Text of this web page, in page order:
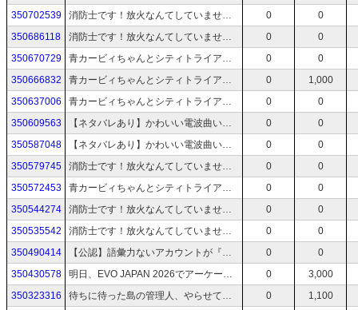
350702539
消防士です！放火なんてしていませんな人狼型マルチACT！【OCTOPinbs】 0
0
350686118
消防士です！放火なんてしていませんな人狼型マルチACT！【OCTOPinbs】 0
0
350670729
青カービィちゃんとシティトライアルレインボーめざしたりする！！！！！【カービィのエアライダー】 0
0
350666832
青カービィちゃんとシティトライアルレインボーめざしたりする！！！！！【カービィのエアライダー】 0
1,000
350637006
青カービィちゃんとシティトライアルレインボーめざしたりする！！！！！【カービィのエアライダー】 0
0
350609563
【ネタバレあり】かわいい電波曲いっぱいの音ゲー！！！！！【ゆんゆん電波シンドローム】Day 2 0
0
350587048
【ネタバレあり】かわいい電波曲いっぱいの音ゲー！！！！！【ゆんゆん電波シンドローム】 0
0
350579745
消防士です！放火なんてしていませんな人狼型マルチACT！【OCTOPinbs】 0
0
350572453
青カービィちゃんとシティトライアルレインボーめざしたりする！！！！！【カービィのエアライダー】 0
0
350544274
消防士です！放火なんてしていませんな人狼型マルチACT！【OCTOPinbs】 0
0
350535542
消防士です！放火なんてしていませんな人狼型マルチACT！【OCTOPinbs】 0
0
350490414
【公認】語彙力ないアカウントが『インディーライブエキスポ 2026.4.25』をみながらしゃべる #INDIELiveExpo 0
0
350430578
明日、EVO JAPAN 2026でアーケード版のサイドイベント担当します【ライバル・メガガン】 0
3,000
350323316
待ちに待った島の管理人、やらせていただきます【トモダチコレクション わくわく生活】 0
1,100